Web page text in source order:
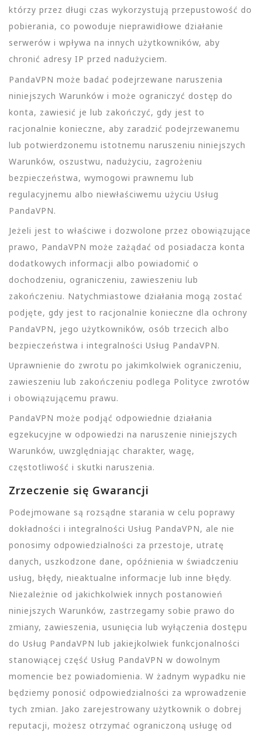
którzy przez długi czas wykorzystują przepustowość do
pobierania, co powoduje nieprawidłowe działanie
serwerów i wpływa na innych użytkowników, aby
chronić adresy IP przed nadużyciem.
PandaVPN może badać podejrzewane naruszenia
niniejszych Warunków i może ograniczyć dostęp do
konta, zawiesić je lub zakończyć, gdy jest to
racjonalnie konieczne, aby zaradzić podejrzewanemu
lub potwierdzonemu istotnemu naruszeniu niniejszych
Warunków, oszustwu, nadużyciu, zagrożeniu
bezpieczeństwa, wymogowi prawnemu lub
regulacyjnemu albo niewłaściwemu użyciu Usług
PandaVPN.
Jeżeli jest to właściwe i dozwolone przez obowiązujące
prawo, PandaVPN może zażądać od posiadacza konta
dodatkowych informacji albo powiadomić o
dochodzeniu, ograniczeniu, zawieszeniu lub
zakończeniu. Natychmiastowe działania mogą zostać
podjęte, gdy jest to racjonalnie konieczne dla ochrony
PandaVPN, jego użytkowników, osób trzecich albo
bezpieczeństwa i integralności Usług PandaVPN.
Uprawnienie do zwrotu po jakimkolwiek ograniczeniu,
zawieszeniu lub zakończeniu podlega Polityce zwrotów
i obowiązującemu prawu.
PandaVPN może podjąć odpowiednie działania
egzekucyjne w odpowiedzi na naruszenie niniejszych
Warunków, uwzględniając charakter, wagę,
częstotliwość i skutki naruszenia.
Zrzeczenie się Gwarancji
Podejmowane są rozsądne starania w celu poprawy
dokładności i integralności Usług PandaVPN, ale nie
ponosimy odpowiedzialności za przestoje, utratę
danych, uszkodzone dane, opóźnienia w świadczeniu
usług, błędy, nieaktualne informacje lub inne błędy.
Niezależnie od jakichkolwiek innych postanowień
niniejszych Warunków, zastrzegamy sobie prawo do
zmiany, zawieszenia, usunięcia lub wyłączenia dostępu
do Usług PandaVPN lub jakiejkolwiek funkcjonalności
stanowiącej część Usług PandaVPN w dowolnym
momencie bez powiadomienia. W żadnym wypadku nie
będziemy ponosić odpowiedzialności za wprowadzenie
tych zmian. Jako zarejestrowany użytkownik o dobrej
reputacji, możesz otrzymać ograniczoną usługę od